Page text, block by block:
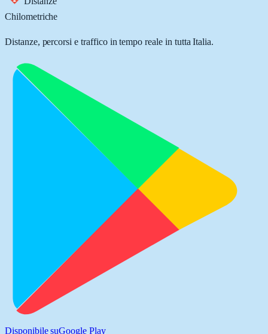
Chilometriche
Distanze, percorsi e traffico in tempo reale in tutta Italia.
Disponibile suGoogle Play